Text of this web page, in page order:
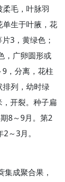
毛，叶脉羽
生于叶腋，花
3，黄绿色；
，广卵圆形或
，分离，花柱
排列，幼时绿
开裂。种子扁
8～9月。第2
～3月。
成聚合果，